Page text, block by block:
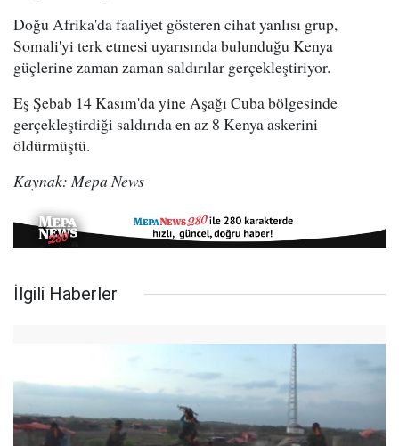
Doğu Afrika'da faaliyet gösteren cihat yanlısı grup,
Somali'yi terk etmesi uyarısında bulunduğu Kenya
güçlerine zaman zaman saldırılar gerçekleştiriyor.
Eş Şebab 14 Kasım'da yine Aşağı Cuba bölgesinde
gerçekleştirdiği saldırıda en az 8 Kenya askerini
öldürmüştü.
Kaynak: Mepa News
İlgili Haberler